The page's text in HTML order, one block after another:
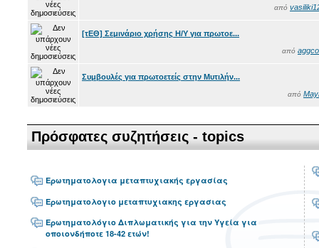
από
[τΕΘ] Σεμινάριο χρήσης Η/Υ για πρωτοε...
από
Συμβουλές για πρωτοετείς στην Μυτιλήν...
από
Πρόσφατες συζητήσεις - topics
Ερωτηματολογια μεταπτυχιακής εργασίας
Ερωτηματολογιο μεταπτυχιακης εργασιας
Ερωτηματολόγιο Διπλωματικής για την Υγεία για
οποιονδήποτε 18-42 ετών!